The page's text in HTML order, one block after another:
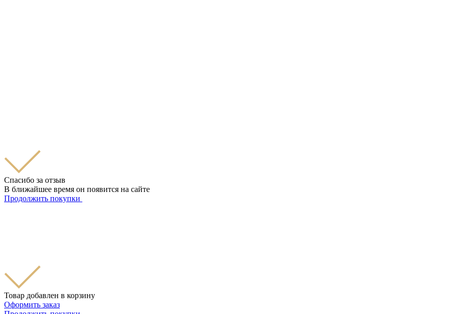
Спасибо за отзыв
В ближайшее время он появится на сайте
Продолжить покупки
Товар добавлен в корзину
Оформить заказ